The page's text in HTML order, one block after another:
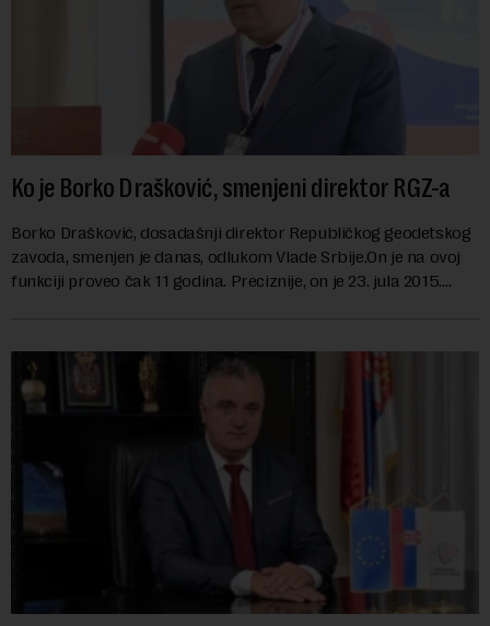
Ko je Borko Drašković, smenjeni direktor RGZ-a
Borko Drašković, dosadašnji direktor Republičkog geodetskog
zavoda, smenjen je danas, odlukom Vlade Srbije.On je na ovoj
funkciji proveo čak 11 godina. Preciznije, on je 23. jula 2015.